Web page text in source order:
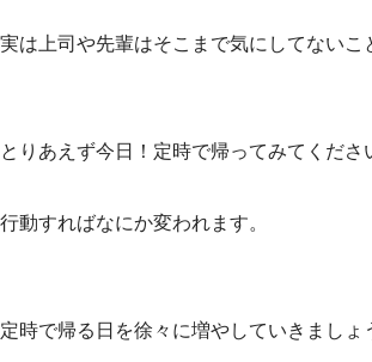
実は上司や先輩はそこまで気にしてないこ
とりあえず今日！定時で帰ってみてくださ
行動すればなにか変われます。
定時で帰る日を徐々に増やしていきましょ